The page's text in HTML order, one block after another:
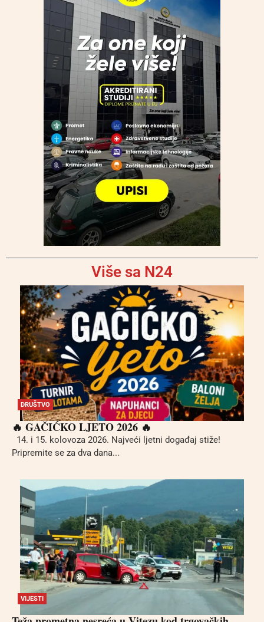
Više sa N24
DRUŠTVO
🔥 GAČIĆKO LJETO 2026 🔥
14. i 15. kolovoza 2026. Najveći ljetni događaj stiže!
Pripremite se za dva dana...
VIJESTI